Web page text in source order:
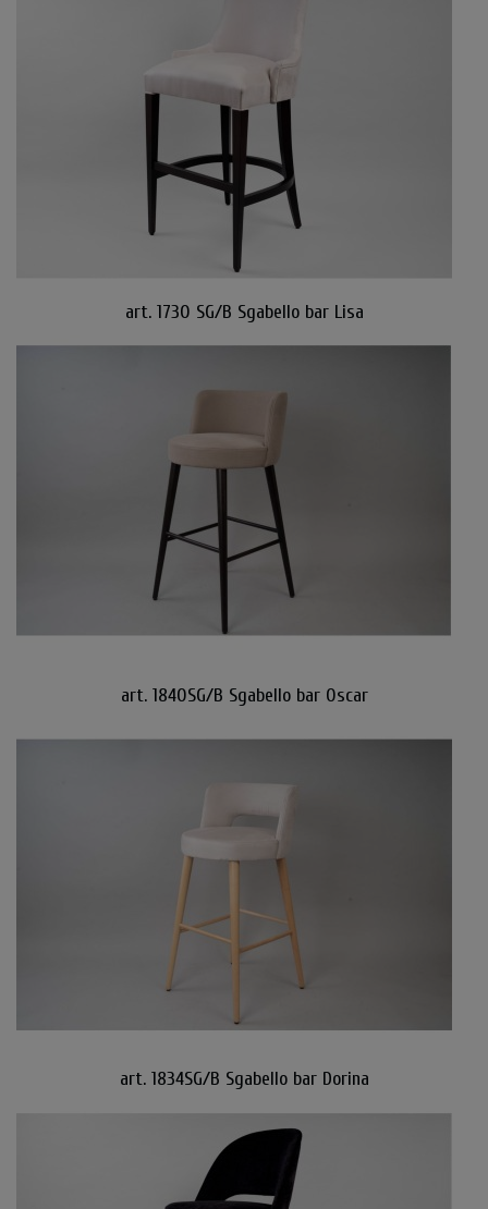
art. 1730 SG/B Sgabello bar Lisa
art. 1840SG/B Sgabello bar Oscar
art. 1834SG/B Sgabello bar Dorina